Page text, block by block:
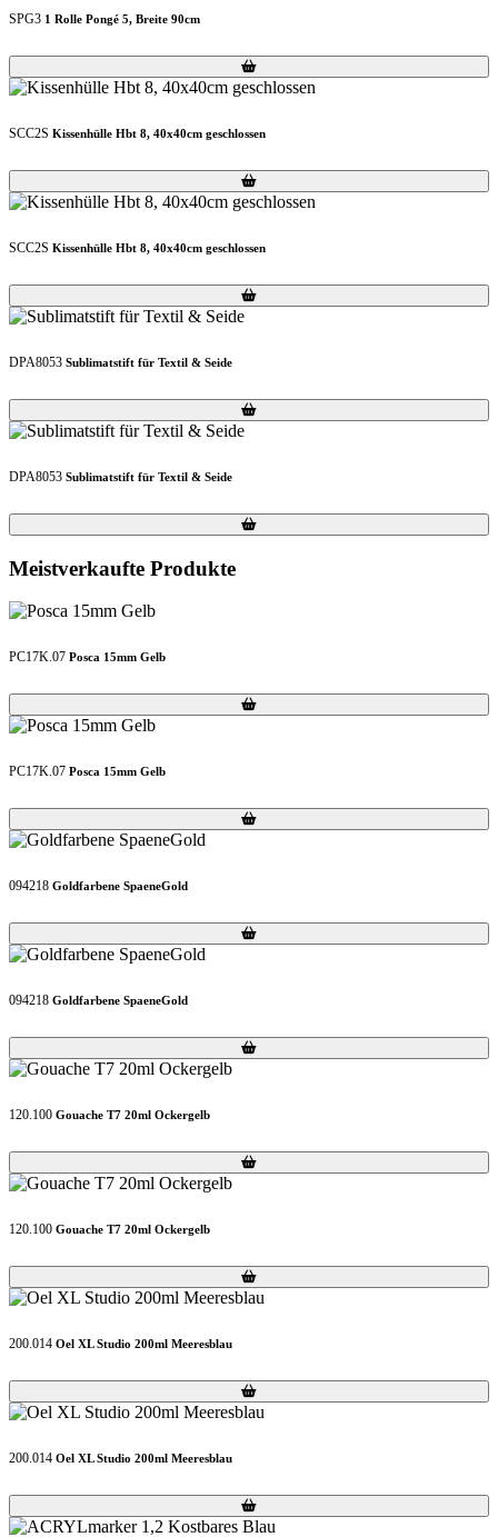
SPG3 1 Rolle Pongé 5, Breite 90cm
Loading...
Loading...
SCC2S Kissenhülle Hbt 8, 40x40cm geschlossen
Loading...
Loading...
SCC2S Kissenhülle Hbt 8, 40x40cm geschlossen
Loading...
Loading...
DPA8053 Sublimatstift für Textil & Seide
Loading...
Loading...
DPA8053 Sublimatstift für Textil & Seide
Loading...
Loading...
Meistverkaufte Produkte
PC17K.07 Posca 15mm Gelb
Loading...
Loading...
PC17K.07 Posca 15mm Gelb
Loading...
Loading...
094218 Goldfarbene SpaeneGold
Loading...
Loading...
094218 Goldfarbene SpaeneGold
Loading...
Loading...
120.100 Gouache T7 20ml Ockergelb
Loading...
Loading...
120.100 Gouache T7 20ml Ockergelb
Loading...
Loading...
200.014 Oel XL Studio 200ml Meeresblau
Loading...
Loading...
200.014 Oel XL Studio 200ml Meeresblau
Loading...
Loading...